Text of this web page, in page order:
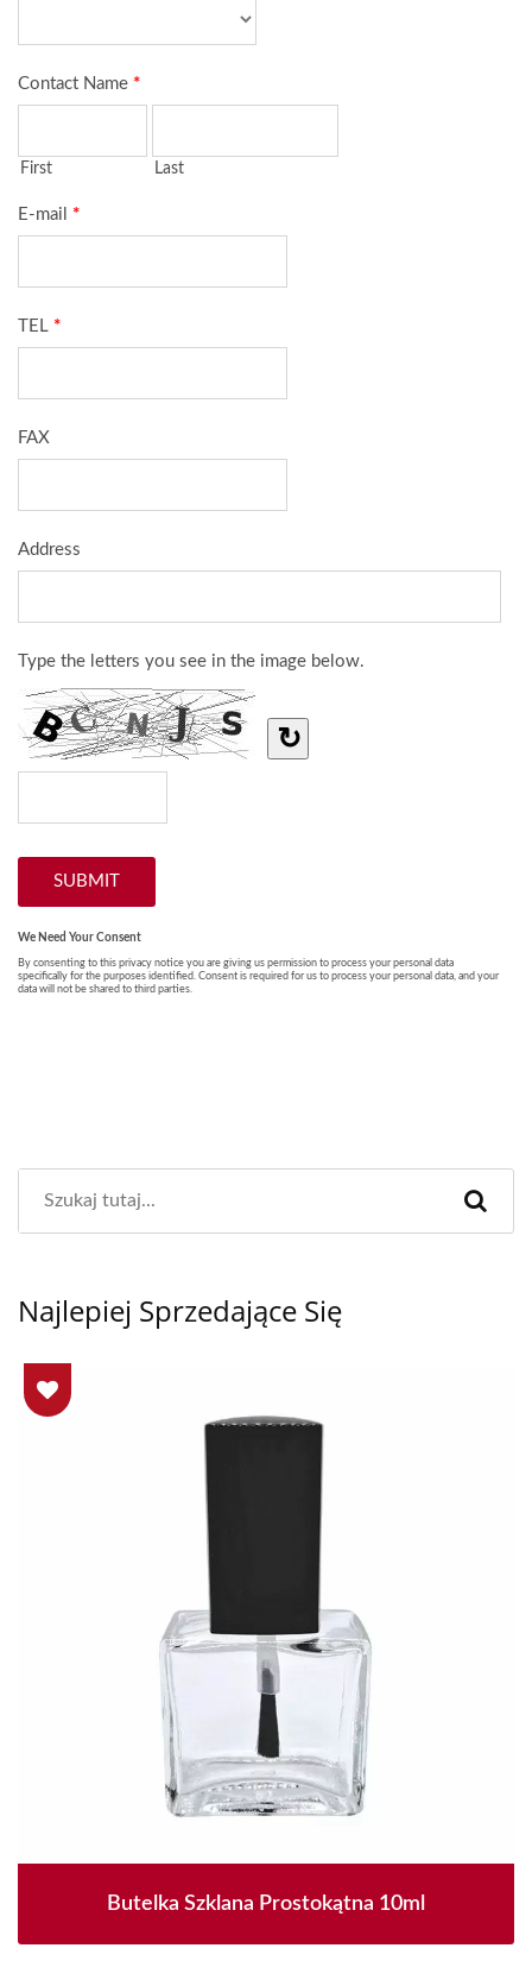
Najlepiej Sprzedające Się
Butelka Szklana Prostokątna 10ml